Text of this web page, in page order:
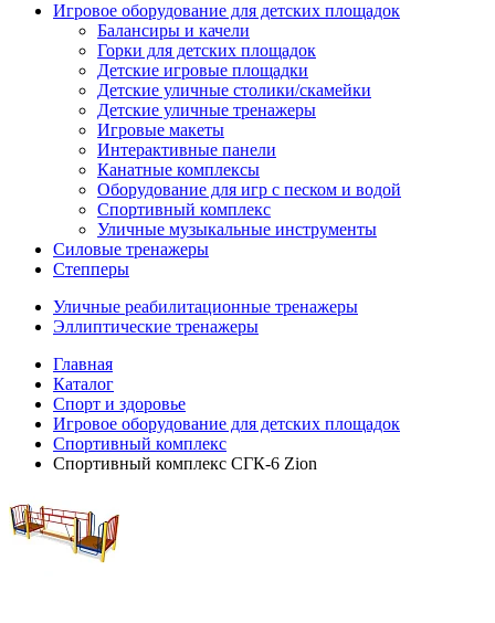
Игровое оборудование для детских площадок
Балансиры и качели
Горки для детских площадок
Детские игровые площадки
Детские уличные столики/скамейки
Детские уличные тренажеры
Игровые макеты
Интерактивные панели
Канатные комплексы
Оборудование для игр с песком и водой
Спортивный комплекс
Уличные музыкальные инструменты
Силовые тренажеры
Степперы
Уличные реабилитационные тренажеры
Эллиптические тренажеры
Главная
Каталог
Спорт и здоровье
Игровое оборудование для детских площадок
Спортивный комплекс
Спортивный комплекс СГК-6 Zion